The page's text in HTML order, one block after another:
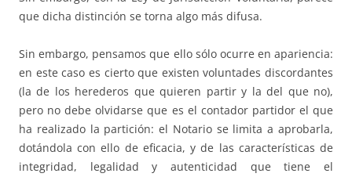
que dicha distinción se torna algo más difusa.
Sin embargo, pensamos que ello sólo ocurre en apariencia:
en este caso es cierto que existen voluntades discordantes
(la de los herederos que quieren partir y la del que no),
pero no debe olvidarse que es el contador partidor el que
ha realizado la partición: el Notario se limita a aprobarla,
dotándola con ello de eficacia, y de las características de
integridad, legalidad y autenticidad que tiene el